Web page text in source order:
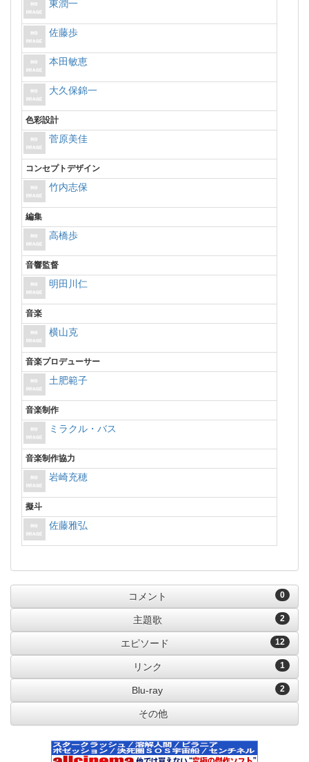
東潤一
佐藤歩
本田敏恵
大久保錦一
色彩設計
菅原美佳
コンセプトデザイン
竹内志保
編集
高橋歩
音響監督
明田川仁
音楽
横山克
音楽プロデューサー
土肥範子
音楽制作
ミラクル・バス
音楽制作協力
岩崎充穂
擬斗
佐藤雅弘
0
コメント
2
主題歌
12
エピソード
1
リンク
2
Blu-ray
その他